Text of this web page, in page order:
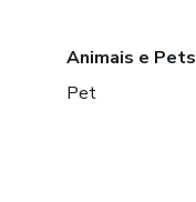
Animais e Pets
Pet